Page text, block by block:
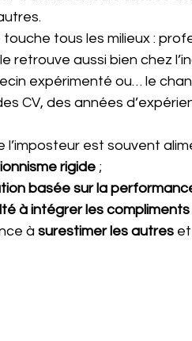
tous les milieux :
retrouve aussi bien chez
expérimenté ou… le
CV, des années
l’imposteur est souvent
rigide ;
basée sur la
à intégrer les
à surestimer les autres et